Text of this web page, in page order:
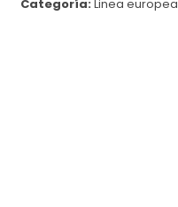
Categoría:Linea europea